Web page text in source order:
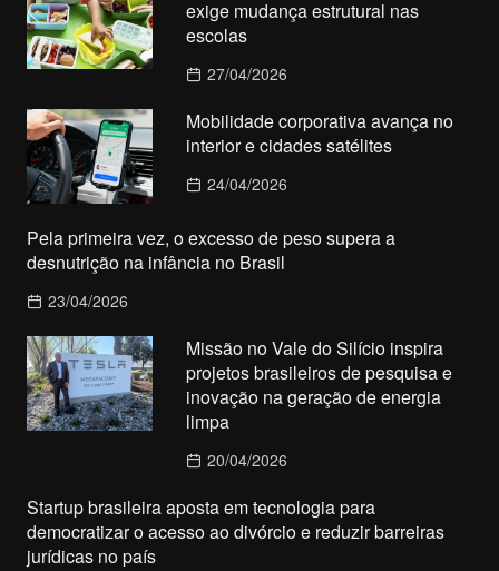
exige mudança estrutural nas
escolas
27/04/2026
Mobilidade corporativa avança no
interior e cidades satélites
24/04/2026
Pela primeira vez, o excesso de peso supera a
desnutrição na infância no Brasil
23/04/2026
Missão no Vale do Silício inspira
projetos brasileiros de pesquisa e
inovação na geração de energia
limpa
20/04/2026
Startup brasileira aposta em tecnologia para
democratizar o acesso ao divórcio e reduzir barreiras
jurídicas no país